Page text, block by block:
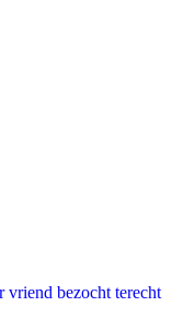
vriend bezocht terecht